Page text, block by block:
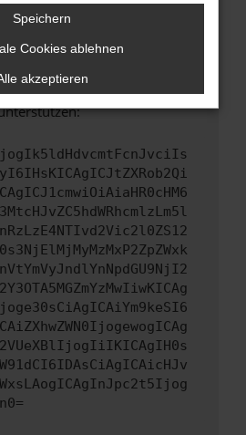
den Webseitenbetreiber.
genannten Schritte versucht
uns bitte. Wir werden
zu beheben. Du kannst
um uns bei der
Speichern
Cookies ablehnen
akzeptieren